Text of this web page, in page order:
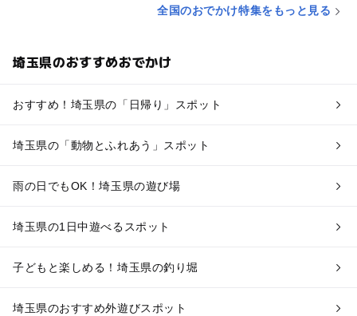
全国のおでかけ特集をもっと見る
埼玉県のおすすめおでかけ
おすすめ！埼玉県の「日帰り」スポット
埼玉県の「動物とふれあう」スポット
雨の日でもOK！埼玉県の遊び場
埼玉県の1日中遊べるスポット
子どもと楽しめる！埼玉県の釣り堀
埼玉県のおすすめ外遊びスポット